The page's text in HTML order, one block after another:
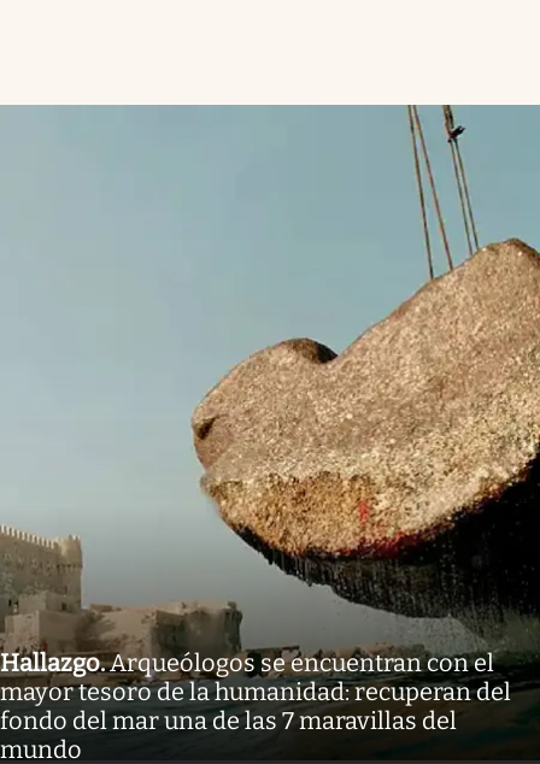
Hallazgo.Arqueólogos se encuentran con el
mayor tesoro de la humanidad: recuperan del
fondo del mar una de las 7 maravillas del
mundo